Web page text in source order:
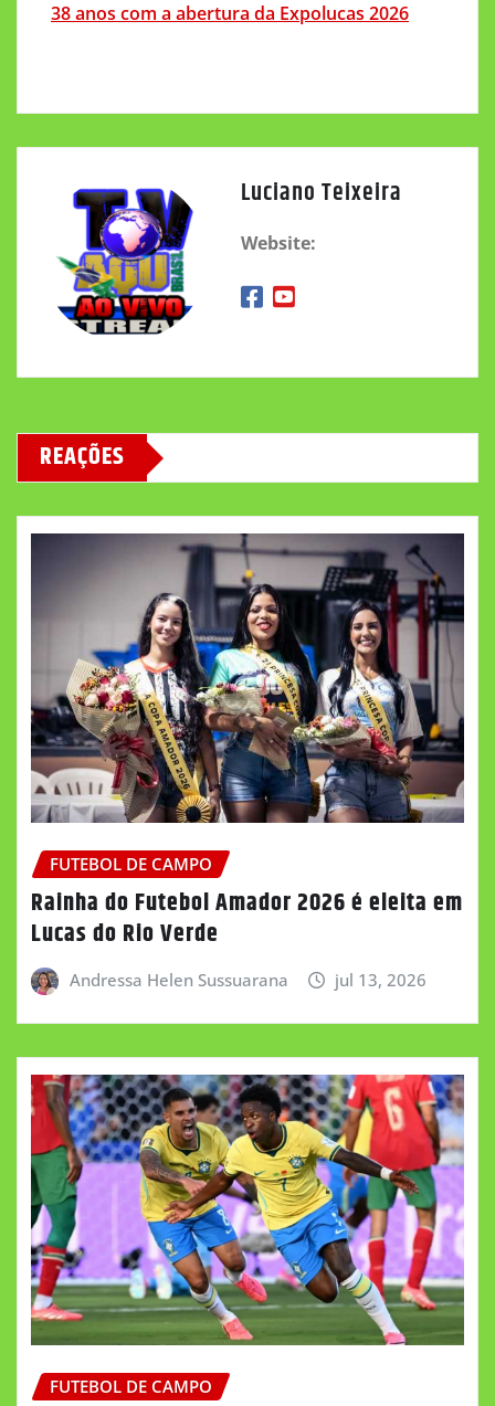
38 anos com a abertura da Expolucas 2026
Luciano Teixeira
Website:
REAÇÕES
FUTEBOL DE CAMPO
Rainha do Futebol Amador 2026 é eleita em
Lucas do Rio Verde
Andressa Helen Sussuarana jul 13, 2026
FUTEBOL DE CAMPO